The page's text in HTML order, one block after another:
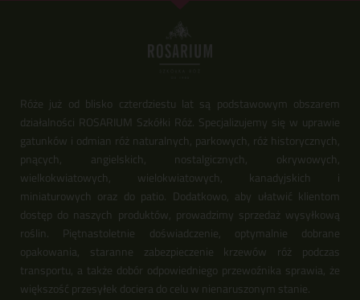
Róże już od blisko czterdziestu lat są podstawowym obszarem
działalności ROSARIUM Szkółki Róż. Specjalizujemy się w uprawie
gatunków i odmian róż naturalnych, parkowych, róż historycznych,
pnących, angielskich, nostalgicznych, okrywowych,
wielkokwiatowych, wielokwiatowych, kanadyjskich i
miniaturowych oraz do patio. Dodatkowo, aby ułatwić klientom
dostęp do naszych produktów, prowadzimy sprzedaż wysyłkową
roślin. Piętnastoletnie doświadczenie, optymalnie dobrane
opakowania, staranne zabezpieczenie krzewów róż podczas
transportu, a także dobór odpowiedniego przewoźnika sprawia, że
większość przesyłek dociera do celu w nienaruszonym stanie.